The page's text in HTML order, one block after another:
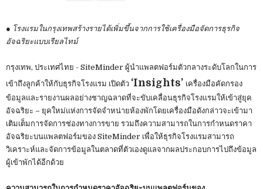
● โรงแรมในกรุงเทพสร้างรายได้เพิ่มขึ้นจากการใช้เครื่องมือจัดการธุรกิจ
อัจฉริยะแบบเรียลไทม์
กรุงเทพ, ประเทศไทย - SiteMinder ผู้นำแพลตฟอร์มตัวกลางระดับโลกในการ
เข้าถึงลูกค้าให้กับธุรกิจโรงแรม เปิดตัว ‘Insights’ เครื่องมือคัดกรอง
ข้อมูลและรายงานผลอย่างชาญฉลาดที่จะขับเคลื่อนธุรกิจโรงแรมให้เข้าสู่ยุค
อัจฉริยะ – ยุคใหม่แห่งการจัดจำหน่ายห้องพักโดยเครื่องมือดังกล่าวจะเข้ามา
เติมเต็มการจัดการช่องทางการขาย รวมถึงความสามารถในการกำหนดราคา
อัจฉริยะบนแพลตฟอร์มของ SiteMinder เพื่อให้ธุรกิจโรงแรมสามารถ
วิเคราะห์และจัดการข้อมูลในตลาดที่ตัวเองดูแลจากผลประกอบการไปถึงข้อมูล
ผู้เข้าพักได้อีกด้วย